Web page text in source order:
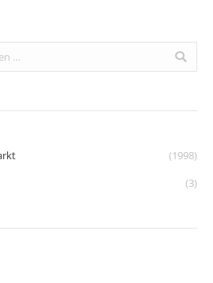
(1998)
(3)